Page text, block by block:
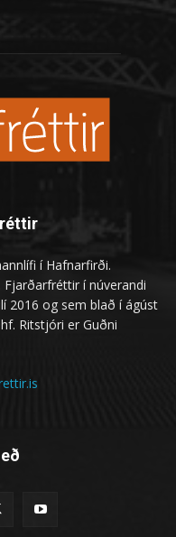
í Hafnarfirði.
í núverandi
2016 og sem blað í ágúst
Ritstjóri er Guðni